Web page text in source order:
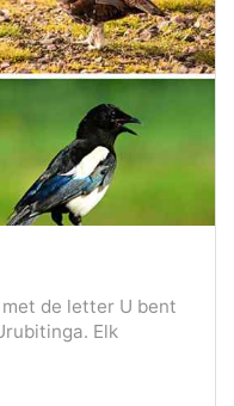
de letter U bent
Elk